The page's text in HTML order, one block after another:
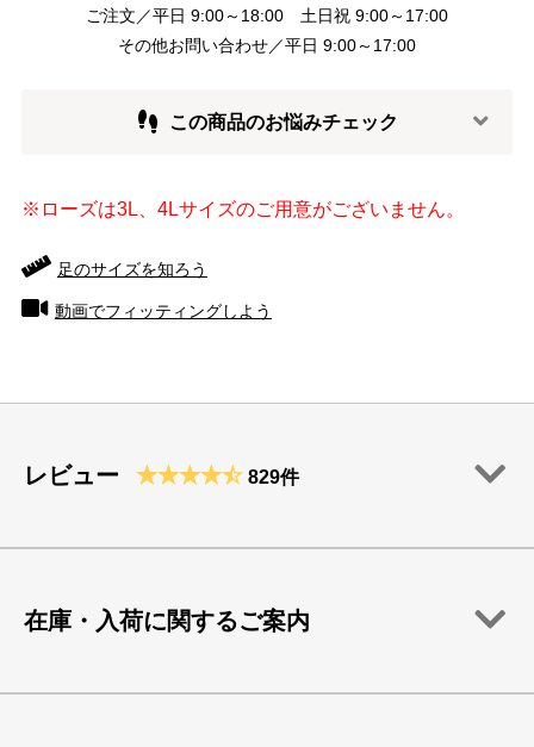
ご注文／平日 9:00～18:00 土日祝 9:00～17:00
その他お問い合わせ／平日 9:00～17:00
この商品のお悩みチェック
※ローズは3L、4Lサイズのご用意がございません。
足のサイズを知ろう
動画でフィッティングしよう
レビュー 829件
在庫・入荷に関するご案内